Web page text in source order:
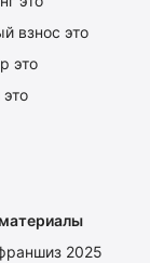
взнос это
это
2025